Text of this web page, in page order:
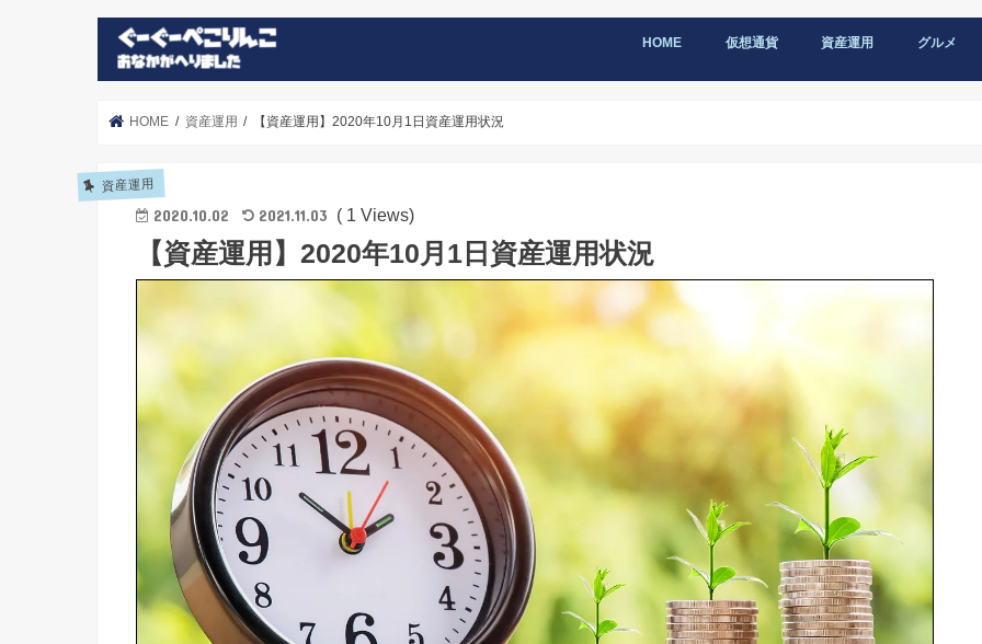
HOME 仮想通貨 資産運用 グルメ
HOME 資産運用 【資産運用】2020年10月1日資産運用状況
資産運用
2020.10.02 2021.11.03 ( 1 Views)
【資産運用】2020年10月1日資産運用状況